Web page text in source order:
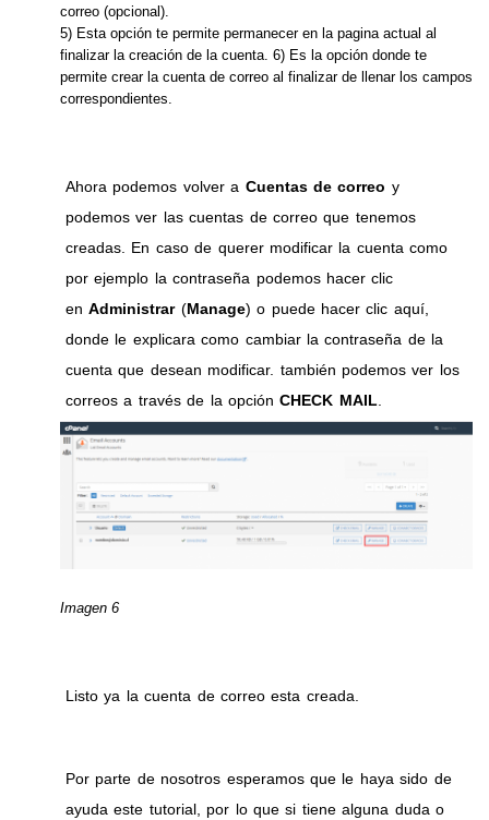
correo (opcional).
5) Esta opción te permite permanecer en la pagina actual al
finalizar la creación de la cuenta. 6) Es la opción donde te
permite crear la cuenta de correo al finalizar de llenar los campos
correspondientes.
Ahora podemos volver a Cuentas de correo y
podemos ver las cuentas de correo que tenemos
creadas. En caso de querer modificar la cuenta como
por ejemplo la contraseña podemos hacer clic
enAdministrar(Manage) o puede hacer clic aquí,
donde le explicara como cambiar la contraseña de la
cuenta que desean modificar. también podemos ver los
correos a través de la opciónCHECK MAIL.
Imagen 6
Listo ya la cuenta de correo esta creada.
Por parte de nosotros esperamos que le haya sido de
ayuda este tutorial, por lo que si tiene alguna duda o